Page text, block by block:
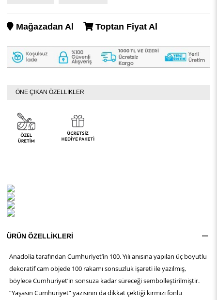
Mağazadan Al Toptan Fiyat Al
ÖNE ÇIKAN ÖZELLİKLER
ÜRÜN ÖZELLIKLERI
Anadolia tarafından Cumhuriyet’in 100. Yılı anısına yapılan üç boyutlu
dekoratif cam objede 100 rakamı sonsuzluk işareti ile yazılmış,
böylece Cumhuriyet’in sonsuza kadar süreceği sembolleştirilmiştir.
“Yaşasın Cumhuriyet” yazısının da dikkat çektiği kırmızı fonlu